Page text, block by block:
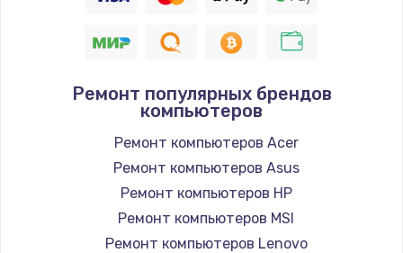
Ремонт популярных брендов
компьютеров
Ремонт компьютеров Acer
Ремонт компьютеров Asus
Ремонт компьютеров HP
Ремонт компьютеров MSI
Ремонт компьютеров Lenovo